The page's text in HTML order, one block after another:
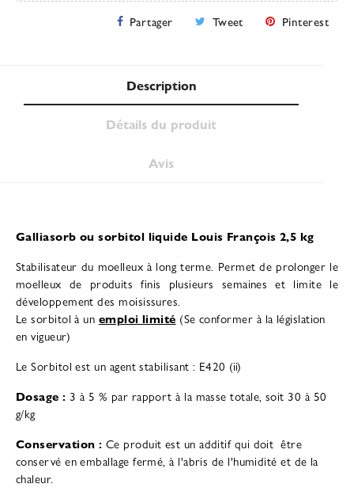
Partager Tweet Pinterest
Description
Détails du produit
Avis
Galliasorb ou sorbitol liquide Louis François 2,5 kg
Stabilisateur du moelleux à long terme. Permet de prolonger le
moelleux de produits finis plusieurs semaines et limite le
développement des moisissures.
Le sorbitol à un emploi limité (Se conformer à la législation
en vigueur)
Le Sorbitol est un agent stabilisant : E420 (ii)
Dosage : 3 à 5 % par rapport à la masse totale, soit 30 à 50
g/kg
Conservation : Ce produit est un additif qui doit être
conservé en emballage fermé, à l'abris de l'humidité et de la
chaleur.